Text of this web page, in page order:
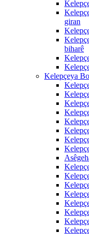
giran
biharê
Kelepçeya